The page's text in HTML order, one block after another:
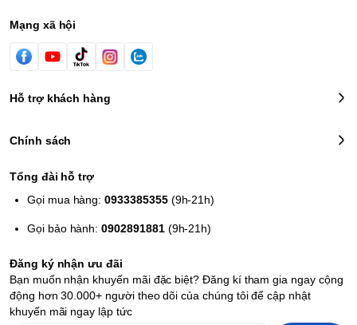
Mạng xã hội
Hỗ trợ khách hàng
Chính sách
Tổng đài hỗ trợ
Gọi mua hàng:0933385355(9h-21h)
Gọi bảo hành:0902891881(9h-21h)
Đăng ký nhận ưu đãi
Bạn muốn nhận khuyến mãi đặc biệt? Đăng kí tham gia ngay cộng
động hơn 30.000+ người theo dõi của chúng tôi để cập nhật
khuyến mãi ngay lập tức